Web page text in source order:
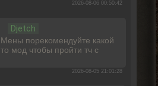
2026-08-06 00:50:42
Djetch
Мены порекомендуйте какой
то мод чтобы пройти тч с
2026-08-05 21:01:28